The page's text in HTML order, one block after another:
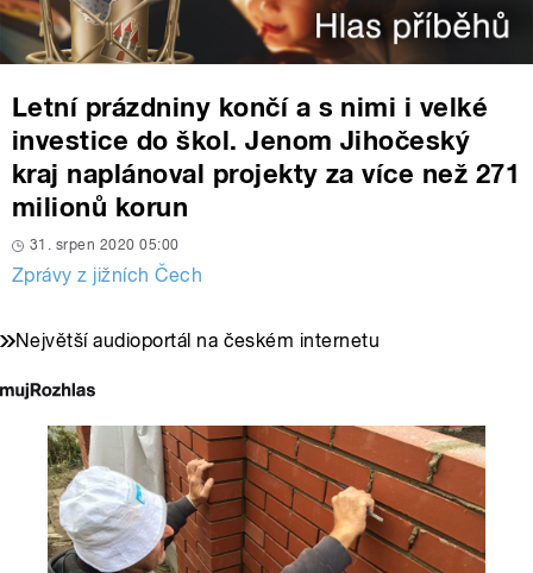
Letní prázdniny končí a s nimi i velké
investice do škol. Jenom Jihočeský
kraj naplánoval projekty za více než 271
milionů korun
31. srpen 2020 05:00
Zprávy z jižních Čech
Největší audioportál na českém internetu